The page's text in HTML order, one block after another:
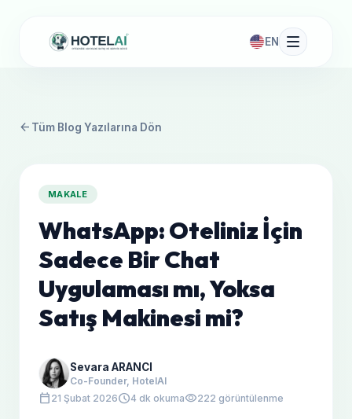
EN
arrow_back Tüm Blog Yazılarına Dön
MAKALE
WhatsApp: Oteliniz İçin
Sadece Bir Chat
Uygulaması mı, Yoksa
Satış Makinesi mi?
Sevara ARANCI
Co-Founder, HotelAI
calendar_today 21 Şubat 2026schedule4 dk okumavisibility222 görüntülenme